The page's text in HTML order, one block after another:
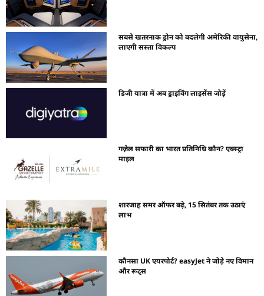
सबसे खतरनाक ड्रोन को बदलेगी अमेरिकी वायुसेना,
लाएगी सस्ता विकल्प
डिजी यात्रा में अब ड्राइविंग लाइसेंस जोड़ें
गज़ेल सफारी का भारत प्रतिनिधि कौन? एक्स्ट्रा
माइल
शारजाह समर ऑफर बढ़े, 15 सितंबर तक उठाएं
लाभ
कौनसा UK एयरपोर्ट? easyJet ने जोड़े नए विमान
और रूट्स